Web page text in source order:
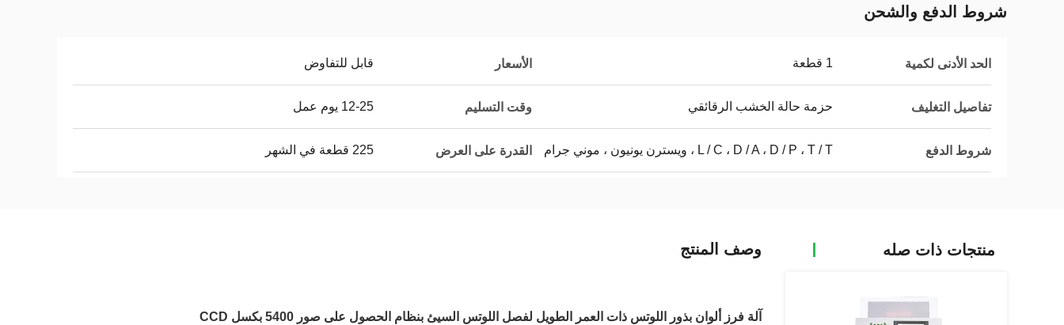
شروط الدفع والشحن
الحد الأدنى لكمية 1 قطعة الأسعار قابل للتفاوض
تفاصيل التغليف حزمة حالة الخشب الرقائقي وقت التسليم 12-25 يوم عمل
شروط الدفع L / C ، D / A ، D / P ، T / T ، ويسترن يونيون ، موني جرام القدرة على العرض 225 قطعة في الشهر
منتجات ذات صله وصف المنتج
آلة فرز ألوان بذور اللوتس ذات العمر الطويل لفصل اللوتس السيئ بنظام الحصول على صور 5400 بكسل CCD